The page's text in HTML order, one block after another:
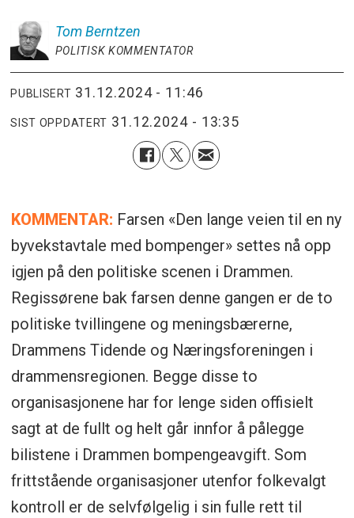
Tom Berntzen
POLITISK KOMMENTATOR
PUBLISERT 31.12.2024 - 11:46
SIST OPPDATERT 31.12.2024 - 13:35
KOMMENTAR: Farsen «Den lange veien til en ny
byvekstavtale med bompenger» settes nå opp
igjen på den politiske scenen i Drammen.
Regissørene bak farsen denne gangen er de to
politiske tvillingene og meningsbærerne,
Drammens Tidende og Næringsforeningen i
drammensregionen. Begge disse to
organisasjonene har for lenge siden offisielt
sagt at de fullt og helt går innfor å pålegge
bilistene i Drammen bompengeavgift. Som
frittstående organisasjoner utenfor folkevalgt
kontroll er de selvfølgelig i sin fulle rett til